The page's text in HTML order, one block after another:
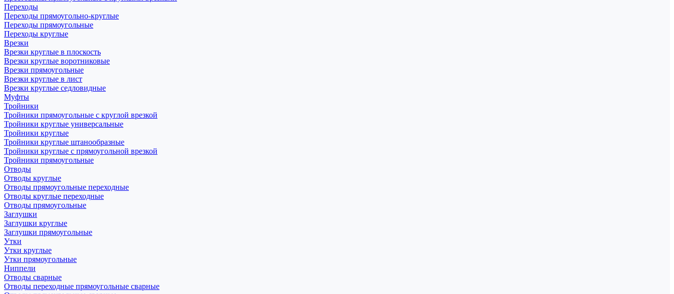
Переходы
Переходы прямоугольно-круглые
Переходы прямоугольные
Переходы круглые
Врезки
Врезки круглые в плоскость
Врезки круглые воротниковые
Врезки прямоугольные
Врезки круглые в лист
Врезки круглые седловидные
Муфты
Тройники
Тройники прямоугольные с круглой врезкой
Тройники круглые универсальные
Тройники круглые
Тройники круглые штанообразные
Тройники круглые с прямоугольной врезкой
Тройники прямоугольные
Отводы
Отводы круглые
Отводы прямоугольные переходные
Отводы круглые переходные
Отводы прямоугольные
Заглушки
Заглушки круглые
Заглушки прямоугольные
Утки
Утки круглые
Утки прямоугольные
Ниппели
Отводы сварные
Отводы переходные прямоугольные сварные